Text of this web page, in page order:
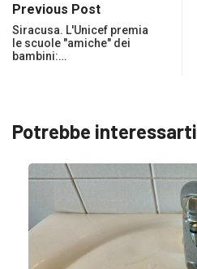
Previous Post
Siracusa. L'Unicef premia
le scuole "amiche" dei
bambini:…
Potrebbe interessarti